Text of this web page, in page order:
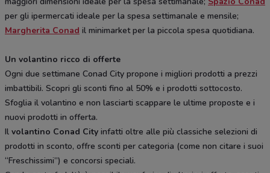
per gli ipermercati ideale per la spesa settimanale e mensile;
Margherita Conad il minimarket per la piccola spesa quotidiana.
Un volantino ricco di offerte
Ogni due settimane Conad City propone i migliori prodotti a prezzi
imbattibili. Scopri gli sconti fino al 50% e i prodotti sottocosto.
Sfoglia il volantino e non lasciarti scappare le ultime proposte e i
nuovi prodotti in offerta.
Il volantino Conad City infatti oltre alle più classiche selezioni di
prodotti in sconto, offre sconti per categoria (come non citare i suoi
“Freschissimi”) e concorsi speciali.